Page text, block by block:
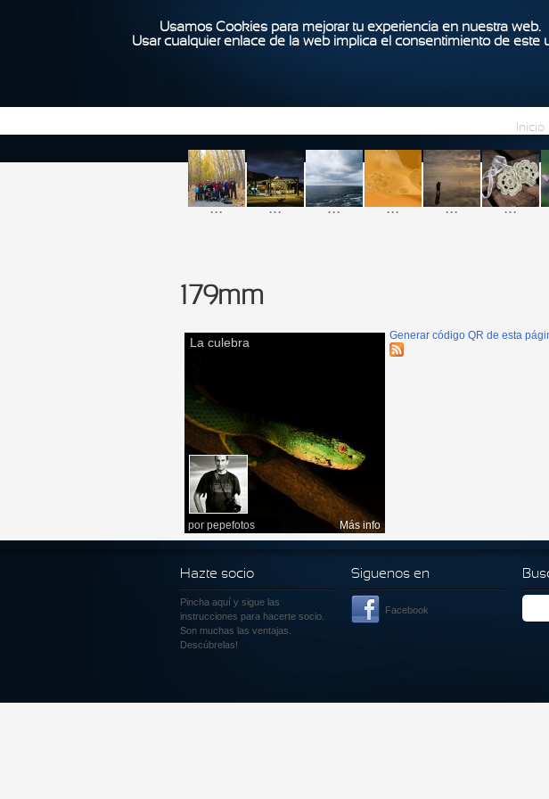
Usamos Cookies para mejorar tu experiencia en nuestra web.
Usar cualquier enlace de la web implica el consentimiento de este
Inicio
... ... ... ... ... ...
179mm
La culebra
por pepefotos Más info
Generar código QR de esta
Hazte socio
Pincha aquí y sigue las
instrucciones para hacerte socio.
Son muchas las ventajas.
Descúbrelas!
Siguenos en
Facebook